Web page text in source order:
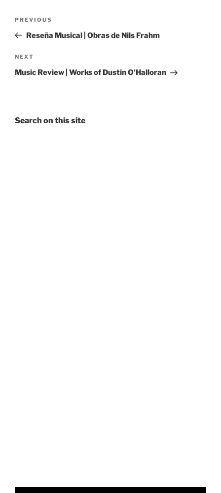
Previous
Post
PREVIOUS
Reseña Musical | Obras de Nils Frahm
Next
Post
NEXT
Music Review | Works of Dustin O’Halloran
Search on this site